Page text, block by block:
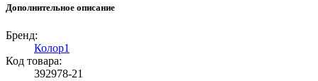
Дополнительное описание
Бренд:
Колор1
Код товара:
392978-21